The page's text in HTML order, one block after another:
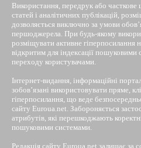
Використання, передрук або часткове
статей і аналітичних публікацій,
дозволяється виключно за умови
першоджерела. При будь-якому
розміщувати активне гіперпосилання
відкритим для індексації
переходу користувачами.
Інтернет-видання, інформаційні
зобов’язані використовувати пряме,
гіперпосилання, що веде
сайту Euroua.net. Забороняється
атрибутів, які перешкоджають
пошуковими системами.
Редакція сайту Euroua.net залишає за